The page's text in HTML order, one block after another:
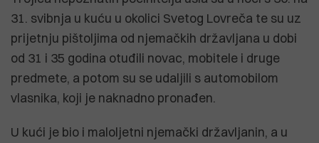
31. svibnja u kuću u okolici Svetog Lovreča te su uz
prijetnju pištoljima od njemačkih državljana u dobi
od 31 i 35 godina otuđili novac, mobitele i druge
predmete, a potom su se udaljili s automobilom
vlasnika, koji je naknadno pronađen.
U kući je bio i maloljetni njemački državljanin, a u